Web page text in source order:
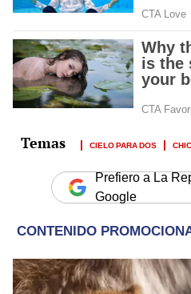
CIELO PARA DOS
Prefiero a La
Google